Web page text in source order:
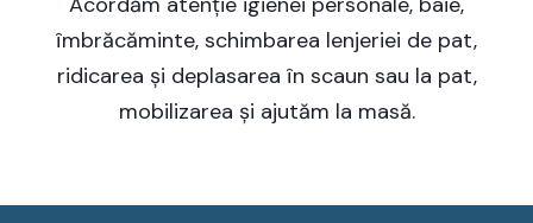
îmbrăcăminte, schimbarea lenjeriei de pat,
ridicarea și deplasarea în scaun sau la pat,
mobilizarea și ajutăm la masă.